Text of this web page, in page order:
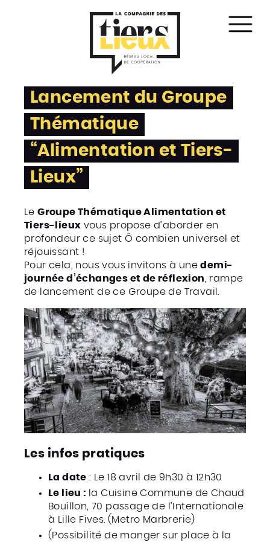
le
Lancement du Groupe
Thématique
“Alimentation et Tiers-
Lieux”
LeGroupe Thématique Alimentation et
Tiers-lieux vous propose d’aborder en
profondeur ce sujet Ô combien universel et
réjouissant !
Pour cela, nous vous invitons à unedemi-
journée d’échanges et de réflexion
, rampe
de lancement de ce Groupe de Travail.
Les infos pratiques
La date : Le 18 avril de 9h30 à 12h30
Le lieu : la Cuisine Commune de Chaud
Bouillon, 70 passage de l’Internationale
à Lille Fives. (Metro Marbrerie)
(Possibilité de manger sur place à la